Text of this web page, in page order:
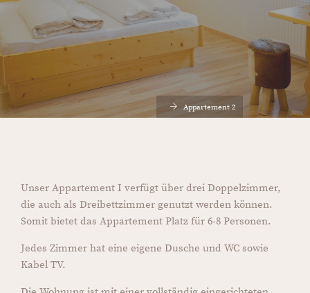
Appartement 2
Unser Appartement I verfügt über drei Doppelzimmer,
die auch als Dreibettzimmer genutzt werden können.
Somit bietet das Appartement Platz für 6-8 Personen.
Jedes Zimmer hat eine eigene Dusche und WC sowie
Kabel TV.